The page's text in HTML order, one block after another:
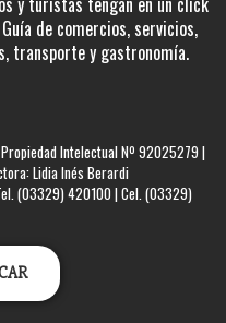
de comercios, servicios,
transporte y gastronomía.
Intelectual Nº 92025279 |
Lidia Inés Berardi
(03329) 420100 | Cel. (03329)